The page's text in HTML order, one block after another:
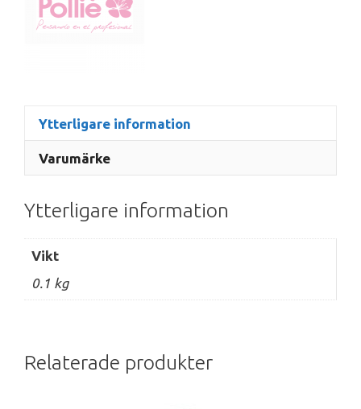
Ytterligare information
Varumärke
Ytterligare information
Vikt
0.1 kg
Relaterade produkter